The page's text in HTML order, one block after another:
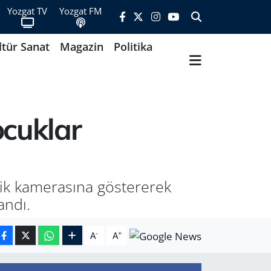
Yozgat TV Yozgat FM
Sanat Magazin
Politika
kamerasına göstererek
A- A+